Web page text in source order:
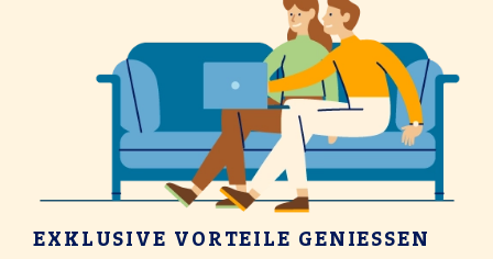
EXKLUSIVE VORTEILE GENIESSEN